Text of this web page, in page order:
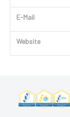
E-Mail
Website